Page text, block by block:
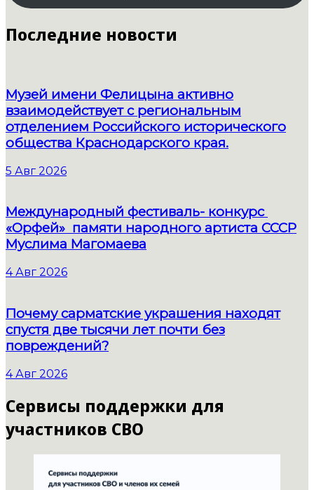
Последние новости
Музей имени Фелицына активно
взаимодействует с региональным
отделением Российского исторического
общества Краснодарского края.
5 Авг 2026
Международный фестиваль- конкурс
«Орфей» памяти народного артиста СССР
Муслима Магомаева
4 Авг 2026
Почему сарматские украшения находят
спустя две тысячи лет почти без
повреждений?
4 Авг 2026
Сервисы поддержки для
участников СВО